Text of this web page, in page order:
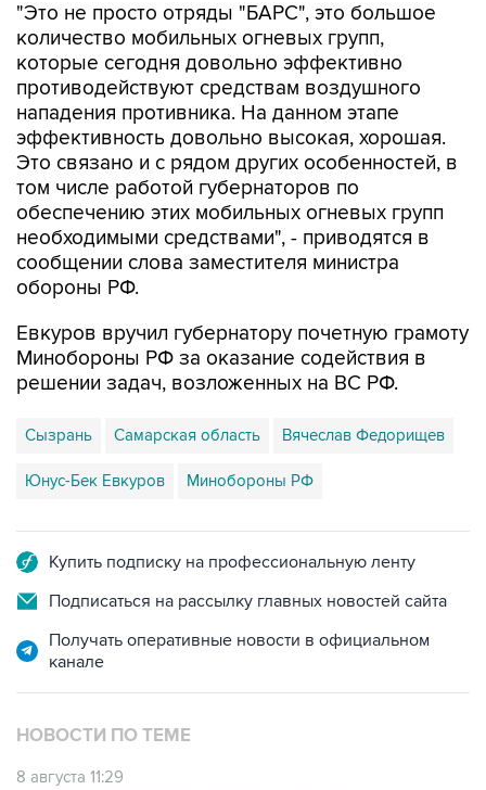
"Это не просто отряды "БАРС", это большое
количество мобильных огневых групп,
которые сегодня довольно эффективно
противодействуют средствам воздушного
нападения противника. На данном этапе
эффективность довольно высокая, хорошая.
Это связано и с рядом других особенностей, в
том числе работой губернаторов по
обеспечению этих мобильных огневых групп
необходимыми средствами", - приводятся в
сообщении слова заместителя министра
обороны РФ.
Евкуров вручил губернатору почетную грамоту
Минобороны РФ за оказание содействия в
решении задач, возложенных на ВС РФ.
Сызрань Самарская область Вячеслав Федорищев
Юнус-Бек Евкуров Минобороны РФ
Купить подписку на профессиональную ленту
Подписаться на рассылку главных новостей сайта
Получать оперативные новости в официальном
канале
НОВОСТИ ПО ТЕМЕ
8 августа 11:29